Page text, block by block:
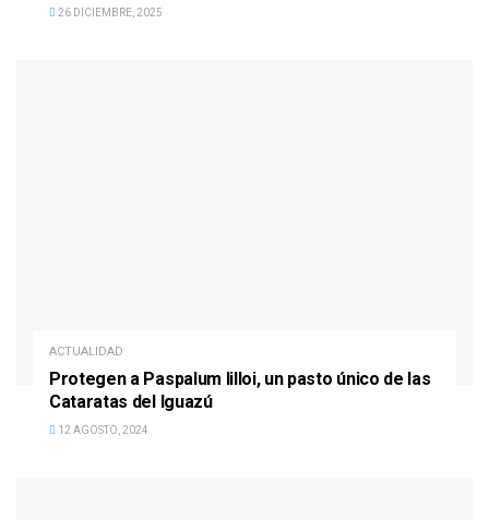
26 DICIEMBRE, 2025
ACTUALIDAD
Protegen a Paspalum lilloi, un pasto único de las
Cataratas del Iguazú
12 AGOSTO, 2024